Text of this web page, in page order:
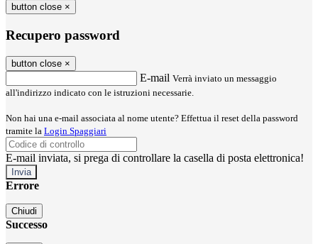
button close ×
Recupero password
button close ×
E-mail Verrà inviato un messaggio
all'indirizzo indicato con le istruzioni necessarie.
Non hai una e-mail associata al nome utente? Effettua il reset della password
tramite la Login Spaggiari
E-mail inviata, si prega di controllare la casella di posta elettronica!
Errore
Chiudi
Successo